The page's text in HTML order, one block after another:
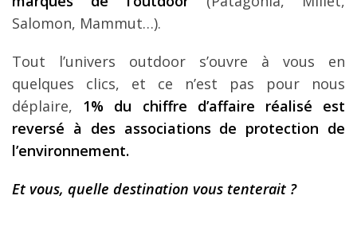
Salomon, Mammut…).
Tout l’univers outdoor s’ouvre à vous en
quelques clics, et ce n’est pas pour nous
déplaire, 1% du chiffre d’affaire réalisé est
reversé à des associations de protection de
l’environnement.
Et vous, quelle destination vous tenterait ?